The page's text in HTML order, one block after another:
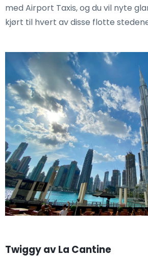
med Airport Taxis, og du vil nyte
kjørt til hvert av disse flotte
Twiggy av La Cantine